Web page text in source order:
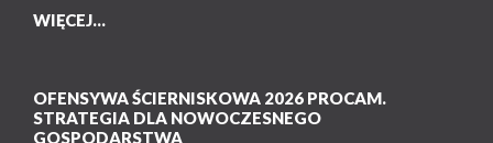
WIĘCEJ...
OFENSYWA ŚCIERNISKOWA 2026 PROCAM.
STRATEGIA DLA NOWOCZESNEGO
GOSPODARSTWA